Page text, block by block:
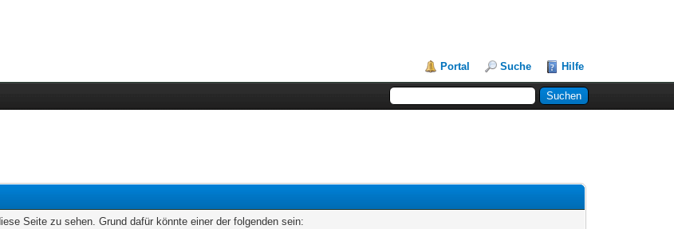
Portal Suche Hilfe
Seite zu sehen. Grund dafür könnte einer der folgenden sein: